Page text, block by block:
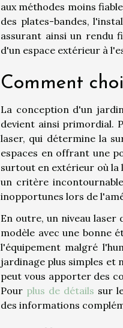
aux méthodes moins
des plates-bandes,
assurant ainsi un rendu
d'un espace extérieur à
Comment
La conception d'un
devient ainsi primordial.
laser, qui détermine la
espaces en offrant une
surtout en extérieur où la
un critère
inopportunes lors de
En outre, un niveau
modèle avec une bonne
l'équipement malgré
jardinage plus simples et
peut vous apporter des
Pour plus de détails sur
des informations